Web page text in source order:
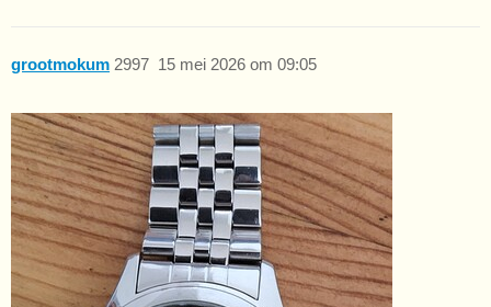
grootmokum 15 mei 2026 om 09:05
2997